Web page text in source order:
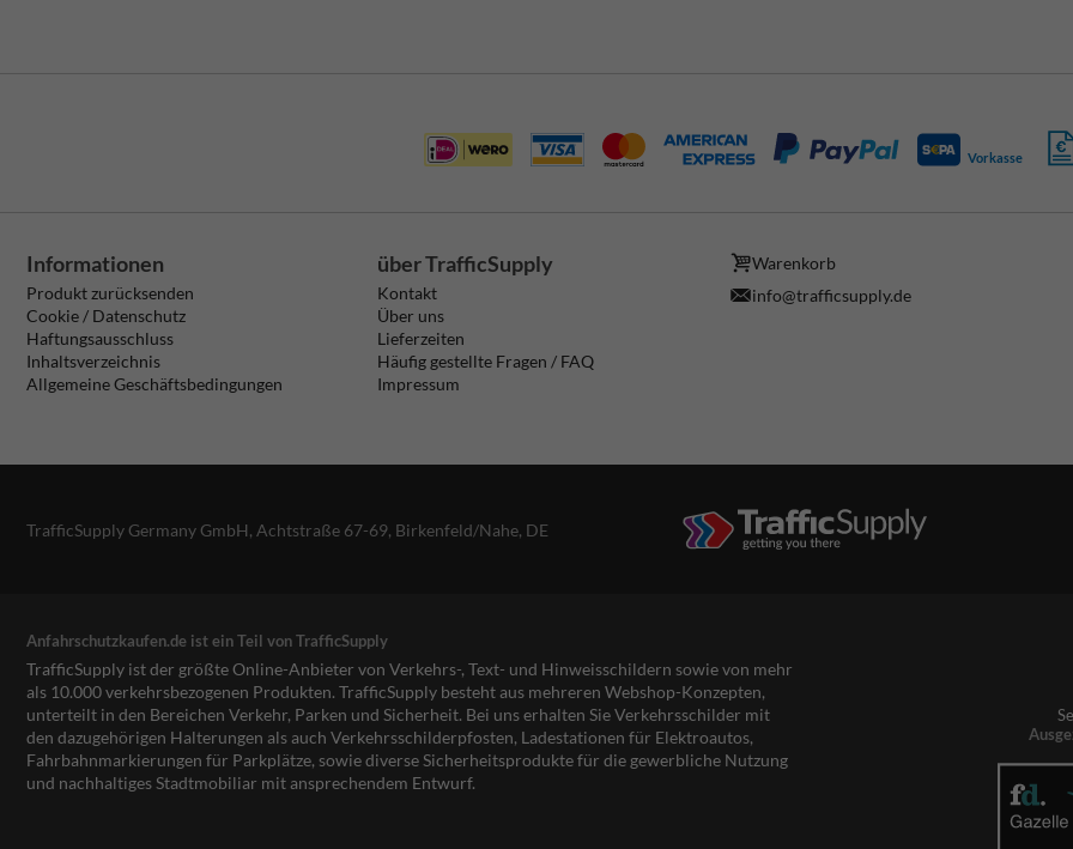
Vorkasse
Informationen
Produkt zurücksenden
Cookie / Datenschutz
Haftungsausschluss
Inhaltsverzeichnis
Allgemeine Geschäftsbedingungen
über TrafficSupply
Kontakt
Über uns
Lieferzeiten
Häufig gestellte Fragen / FAQ
Impressum
Warenkorb
info@trafficsupply.de
TrafficSupply Germany GmbH, Achtstraße 67-69, Birkenfeld/Nahe, DE
Anfahrschutzkaufen.de ist ein Teil von TrafficSupply
TrafficSupply ist der größte Online-Anbieter von Verkehrs-, Text- und Hinweisschildern sowie von mehr
als 10.000 verkehrsbezogenen Produkten. TrafficSupply besteht aus mehreren Webshop-Konzepten,
unterteilt in den Bereichen Verkehr, Parken und Sicherheit. Bei uns erhalten Sie Verkehrsschilder mit
den dazugehörigen Halterungen als auch Verkehrsschilderpfosten, Ladestationen für Elektroautos,
Fahrbahnmarkierungen für Parkplätze, sowie diverse Sicherheitsprodukte für die gewerbliche Nutzung
und nachhaltiges Stadtmobiliar mit ansprechendem Entwurf.